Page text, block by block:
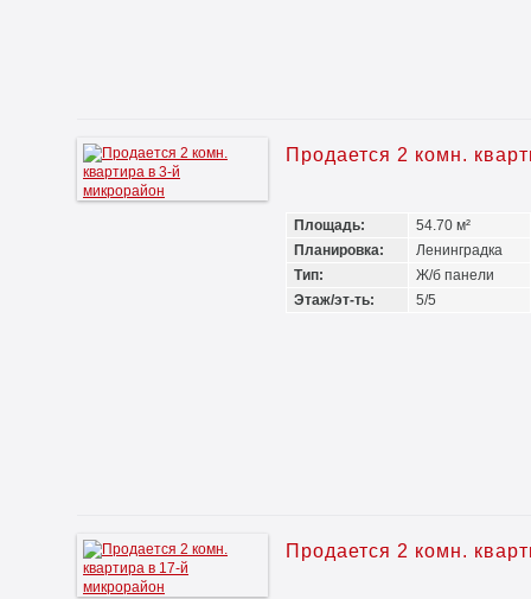
Продается 2 комн.
Площадь:
54.70 м²
Планировка:
Ленинградка
Тип:
Ж/б панели
Этаж/эт-ть:
5/5
Продается 2 комн.